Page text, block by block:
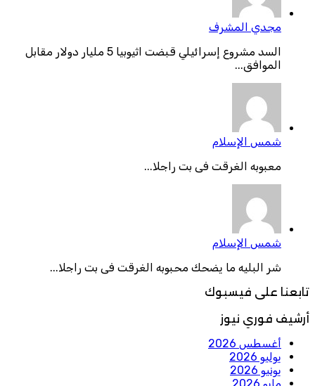
مجدي المشرف
السد مشروع إسرائيلي قبضت اثيوبيا 5 مليار دولار مقابل
الموافق...
شمس الإسلام
معبوبه الغرقت فى بت راجلا...
شمس الإسلام
شر البليه ما يضحك محبوبه الغرقت فى بت راجلا...
تابعنا على فيسبوك
أرشيف فوري نيوز
أغسطس 2026
يوليو 2026
يونيو 2026